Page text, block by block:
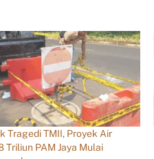
Tragedi TMII, Proyek Air
Triliun PAM Jaya Mulai